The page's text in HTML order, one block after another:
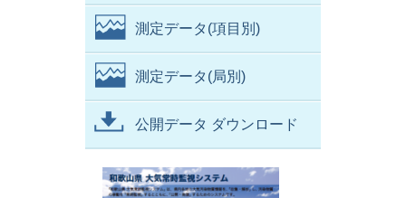
測定データ(項目別)
測定データ(局別)
公開データ ダウンロード